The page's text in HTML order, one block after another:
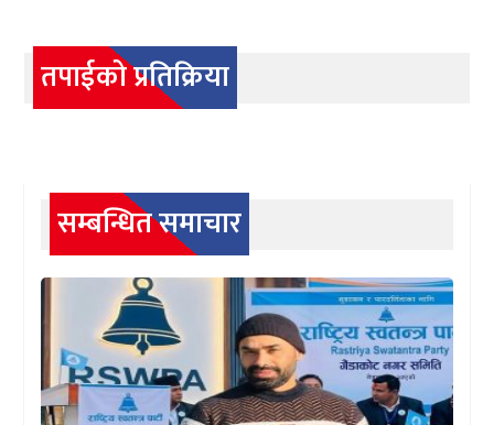
तपाईको प्रतिक्रिया
सम्बन्धित समाचार